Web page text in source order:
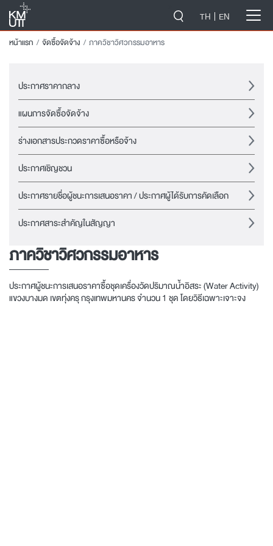
TH EN
หน้าแรก จัดซื้อจัดจ้าง ภาควิชาวิศวกรรมอาหาร
ประกาศราคากลาง
แผนการจัดซื้อจัดจ้าง
ร่างเอกสารประกวดราคาซื้อหรือจ้าง
ประกาศเชิญชวน
ประกาศรายชื่อผู้ชนะการเสนอราคา / ประกาศผู้ได้รับการคัดเลือก
ประกาศสาระสำคัญในสัญญา
ภาควิชาวิศวกรรมอาหาร
ประกาศผู้ชนะการเสนอราคาซื้อชุดเครื่องวัดปริมาณน้ำอิสระ (Water Activity)
แขวงบางมด เขตทุ่งครุ กรุงเทพมหานคร จำนวน 1 ชุด โดยวิธีเฉพาะเจาะจง